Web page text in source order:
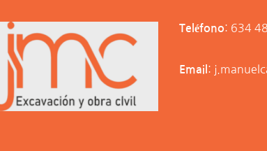
Teléfono: 634
Email :